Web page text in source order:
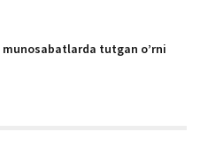
munosabatlarda tutgan o’rni